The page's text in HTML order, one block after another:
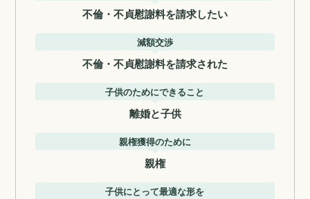
不倫・不貞慰謝料を請求したい
減額交渉
不倫・不貞慰謝料を請求された
子供のためにできること
離婚と子供
親権獲得のために
親権
子供にとって最適な形を